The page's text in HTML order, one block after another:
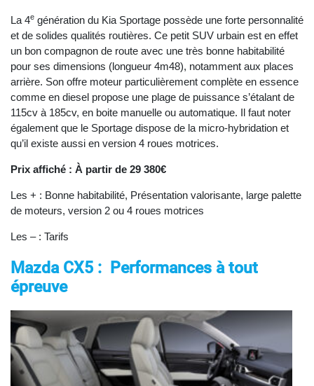
La 4e génération du Kia Sportage possède une forte personnalité
et de solides qualités routières. Ce petit SUV urbain est en effet
un bon compagnon de route avec une très bonne habitabilité
pour ses dimensions (longueur 4m48), notamment aux places
arrière. Son offre moteur particulièrement complète en essence
comme en diesel propose une plage de puissance s’étalant de
115cv à 185cv, en boite manuelle ou automatique. Il faut noter
également que le Sportage dispose de la micro-hybridation et
qu’il existe aussi en version 4 roues motrices.
Prix affiché : À partir de 29 380€
Les + : Bonne habitabilité, Présentation valorisante, large palette
de moteurs, version 2 ou 4 roues motrices
Les – : Tarifs
Mazda CX5 : Performances à tout
épreuve